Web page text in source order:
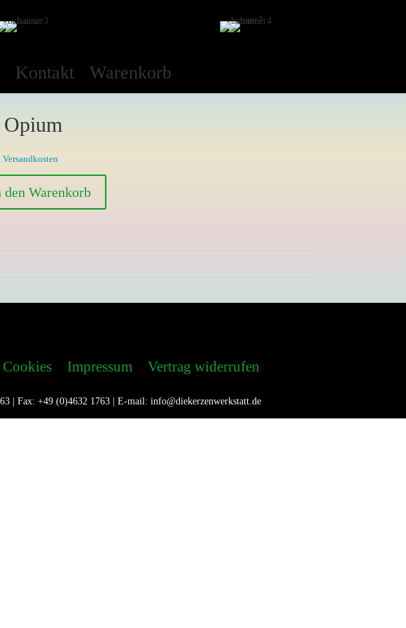
Kontakt Warenkorb
Versandkosten
den Warenkorb
Cookies Impressum Vertrag widerrufen
| Fax: +49 (0)4632 1763 | E-mail: info@diekerzenwerkstatt.de